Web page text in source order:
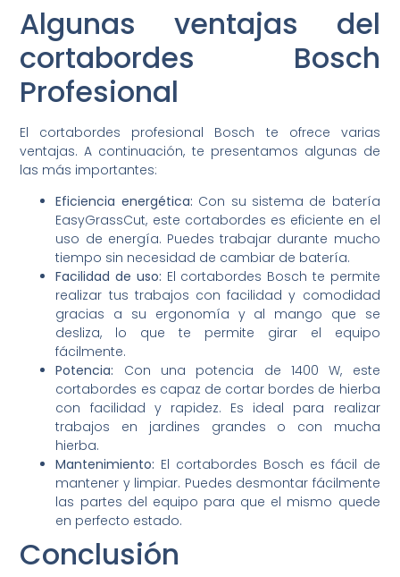
Algunas ventajas del
cortabordes Bosch
Profesional
El cortabordes profesional Bosch te ofrece varias
ventajas. A continuación, te presentamos algunas de
las más importantes:
Eficiencia energética: Con su sistema de batería
EasyGrassCut, este cortabordes es eficiente en el
uso de energía. Puedes trabajar durante mucho
tiempo sin necesidad de cambiar de batería.
Facilidad de uso: El cortabordes Bosch te permite
realizar tus trabajos con facilidad y comodidad
gracias a su ergonomía y al mango que se
desliza, lo que te permite girar el equipo
fácilmente.
Potencia: Con una potencia de 1400 W, este
cortabordes es capaz de cortar bordes de hierba
con facilidad y rapidez. Es ideal para realizar
trabajos en jardines grandes o con mucha
hierba.
Mantenimiento: El cortabordes Bosch es fácil de
mantener y limpiar. Puedes desmontar fácilmente
las partes del equipo para que el mismo quede
en perfecto estado.
Conclusión